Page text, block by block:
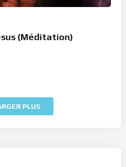
(Méditation)
PLUS